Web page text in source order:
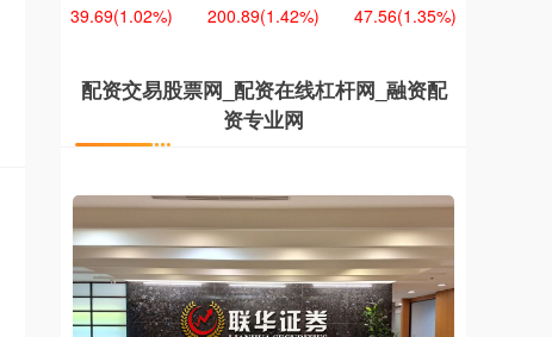
39.69(1.02%) 200.89(1.42%) 47.56(1.35%)
配资交易股票网_配资在线杠杆网_融资配
资专业网